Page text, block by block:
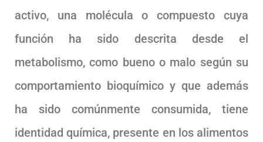
activo, una molécula o compuesto cuya
función ha sido descrita desde el
metabolismo, como bueno o malo según su
comportamiento bioquímico y que además
ha sido comúnmente consumida, tiene
identidad química, presente en los alimentos